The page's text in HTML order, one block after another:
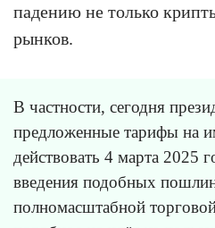
падению не только
рынков.
В частности, сегодня
предложенные тарифы на
действовать 4 марта 2025
введения подобных
полномасштабной